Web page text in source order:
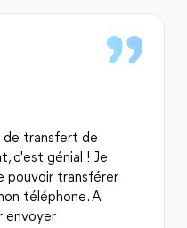
de transfert de
c'est génial ! Je
pouvoir transférer
téléphone. A
envoyer